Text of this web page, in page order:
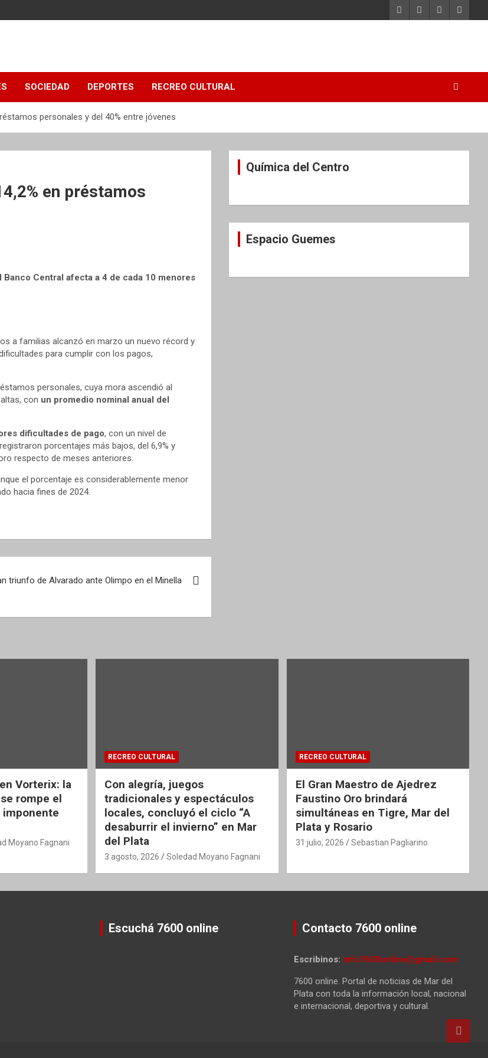
SOCIEDAD DEPORTES RECREO CULTURAL
personales y del 40% entre jóvenes
en préstamos
Central afecta a 4 de cada 10 menores
a familias alcanzó en marzo un nuevo récord y
para cumplir con los pagos,
personales, cuya mora ascendió al
con un promedio nominal anual del
dificultades de pago, con un nivel de
porcentajes más bajos, del 6,9% y
respecto de meses anteriores.
el porcentaje es considerablemente menor
hacia fines de 2024.
triunfo de Alvarado ante Olimpo en el Minella
Química del Centro
Espacio Guemes
Vorterix: la
rompe el
imponente
Moyano Fagnani
RECREO CULTURAL
Con alegría, juegos
tradicionales y espectáculos
locales, concluyó el ciclo “A
desaburrir el invierno” en Mar
del Plata
3 agosto, 2026 Soledad Moyano Fagnani
RECREO CULTURAL
El Gran Maestro de Ajedrez
Faustino Oro brindará
simultáneas en Tigre, Mar del
Plata y Rosario
31 julio, 2026 Sebastian Pagliarino
Escuchá 7600 online Contacto 7600 online
Escribinos: info7600online@gmail.com
7600 online. Portal de noticias de Mar del
Plata con toda la información local, nacional
e internacional, deportiva y cultural.